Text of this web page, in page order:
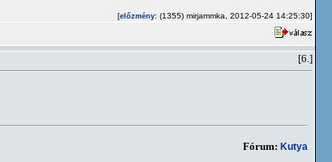
[előzmény: (1355) mirjammka, 2012-05-24 14:25:30]
[6.]
Fórum: Kutya